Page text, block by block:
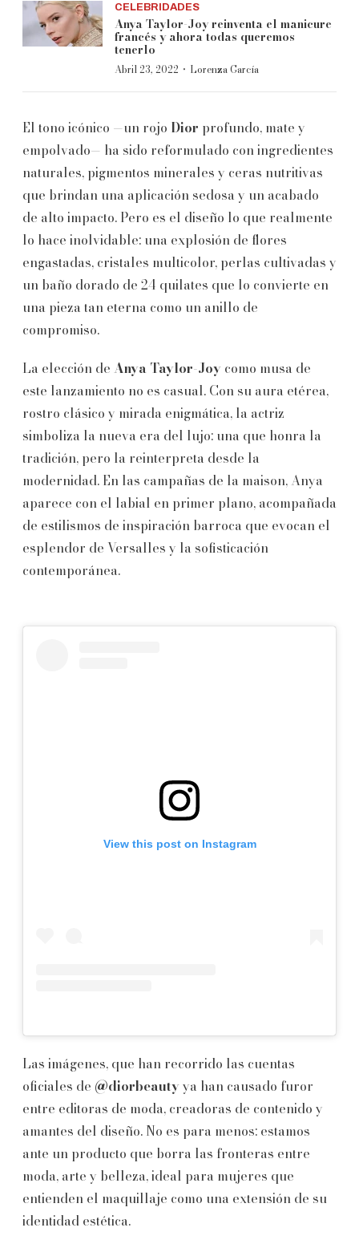
CELEBRIDADES
Anya Taylor-Joy reinventa el manicure
francés y ahora todas queremos
tenerlo
Abril 23, 2022 · Lorenza García
El tono icónico —un rojo Dior profundo, mate y
empolvado— ha sido reformulado con ingredientes
naturales, pigmentos minerales y ceras nutritivas
que brindan una aplicación sedosa y un acabado
de alto impacto. Pero es el diseño lo que realmente
lo hace inolvidable: una explosión de flores
engastadas, cristales multicolor, perlas cultivadas y
un baño dorado de 24 quilates que lo convierte en
una pieza tan eterna como un anillo de
compromiso.
La elección de Anya Taylor-Joy como musa de
este lanzamiento no es casual. Con su aura etérea,
rostro clásico y mirada enigmática, la actriz
simboliza la nueva era del lujo: una que honra la
tradición, pero la reinterpreta desde la
modernidad. En las campañas de la maison, Anya
aparece con el labial en primer plano, acompañada
de estilismos de inspiración barroca que evocan el
esplendor de Versalles y la sofisticación
contemporánea.
View this post on Instagram
Las imágenes, que han recorrido las cuentas
oficiales de @diorbeautyya han causado furor
entre editoras de moda, creadoras de contenido y
amantes del diseño. No es para menos: estamos
ante un producto que borra las fronteras entre
moda, arte y belleza, ideal para mujeres que
entienden el maquillaje como una extensión de su
identidad estética.